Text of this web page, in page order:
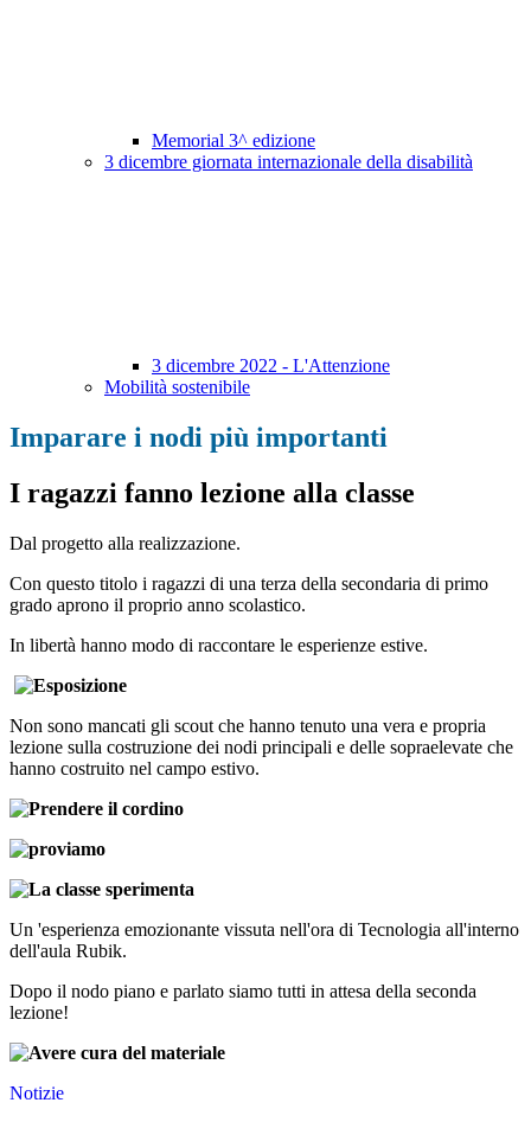
Memorial 3^ edizione
3 dicembre giornata internazionale della disabilità
3 dicembre 2022 - L'Attenzione
Mobilità sostenibile
Imparare i nodi più importanti
I ragazzi fanno lezione alla classe
Dal progetto alla realizzazione.
Con questo titolo i ragazzi di una terza della secondaria di primo
grado aprono il proprio anno scolastico.
In libertà hanno modo di raccontare le esperienze estive.
Non sono mancati gli scout che hanno tenuto una vera e propria
lezione sulla costruzione dei nodi principali e delle sopraelevate che
hanno costruito nel campo estivo.
Un 'esperienza emozionante vissuta nell'ora di Tecnologia all'interno
dell'aula Rubik.
Dopo il nodo piano e parlato siamo tutti in attesa della seconda
lezione!
Notizie